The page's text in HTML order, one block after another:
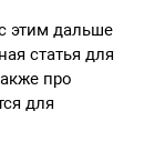
этим дальше
статья для
про
для